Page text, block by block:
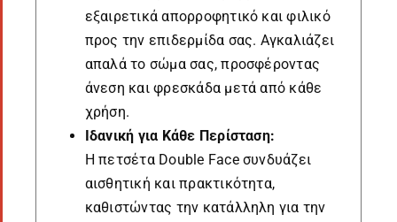
εξαιρετικά απορροφητικό και φιλικό
προς την επιδερμίδα σας. Αγκαλιάζει
απαλά το σώμα σας, προσφέροντας
άνεση και φρεσκάδα μετά από κάθε
χρήση.
Ιδανική για Κάθε Περίσταση:
Η πετσέτα Double Face συνδυάζει
αισθητική και πρακτικότητα,
καθιστώντας την κατάλληλη για την